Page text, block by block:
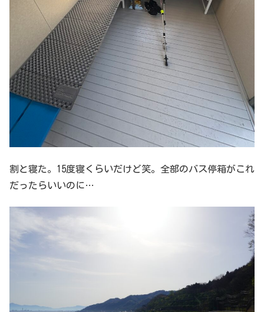
割と寝た。15度寝くらいだけど笑。全部のバス停箱がこれ
だったらいいのに…